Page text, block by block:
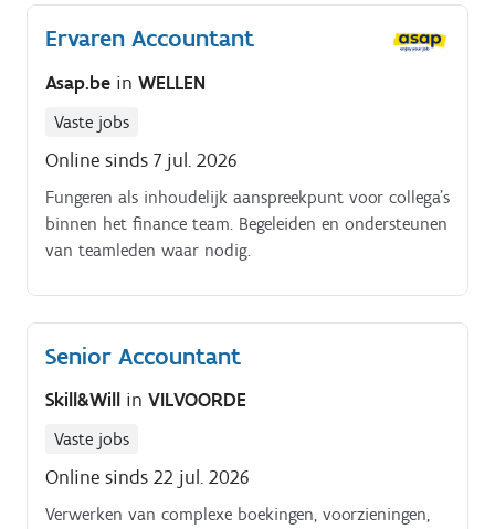
verrichtingen en waakt over het correct gebruik van
de algemene grootboekrekeningen.
Ervaren Accountant
Asap.be in WELLEN
Vaste jobs
Online sinds 7 jul. 2026
Fungeren als inhoudelijk aanspreekpunt voor collega's
binnen het finance team. Begeleiden en ondersteunen
van teamleden waar nodig.
Senior Accountant
Skill&Will in VILVOORDE
Vaste jobs
Online sinds 22 jul. 2026
Verwerken van complexe boekingen, voorzieningen,